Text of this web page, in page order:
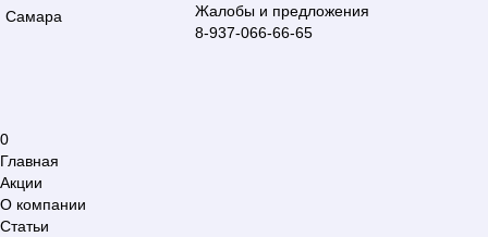
Самара
Жалобы и предложения
8-937-066-66-65
0
Главная
Акции
О компании
Статьи